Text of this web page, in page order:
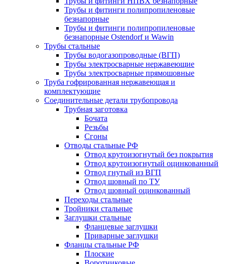
Трубы и фитинги полипропиленовые
безнапорные
Трубы и фитинги полипропиленовые
безнапорные Ostendorf и Wawin
Трубы стальные
Трубы водогазопроводные (ВГП)
Трубы электросварные нержавеющие
Трубы электросварные прямошовные
Труба гофрированная нержавеющая и
комплектующие
Соединительные детали трубопровода
Трубная заготовка
Бочата
Резьбы
Сгоны
Отводы стальные РФ
Отвод крутоизогнутый без покрытия
Отвод крутоизогнутый оцинкованный
Отвод гнутый из ВГП
Отвод шовный по ТУ
Отвод шовный оцинкованный
Переходы стальные
Тройники стальные
Заглушки стальные
Фланцевые заглушки
Приварные заглушки
Фланцы стальные РФ
Плоские